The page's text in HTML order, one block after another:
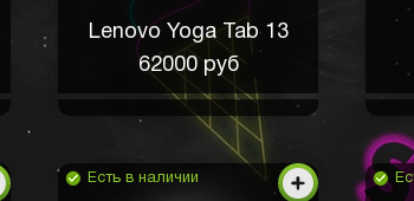
Lenovo Yoga Tab 13
62000 руб
Есть в наличии